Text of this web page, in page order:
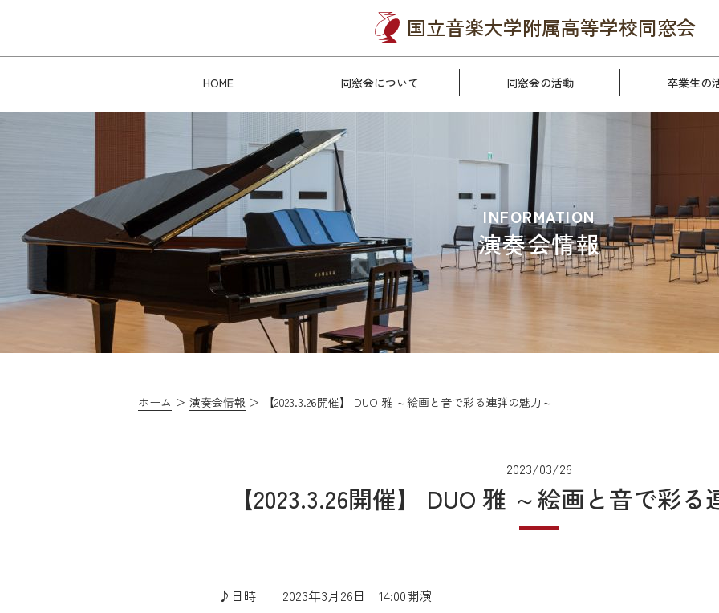
国立音楽大学附属高等学校同窓会
HOME 同窓会について 同窓会の活動 卒業生の
INFORMATION
演奏会情報
ホーム 演奏会情報 【2023.3.26開催】 DUO 雅 ～絵画と音で彩る連弾の魅力～
2023/03/26
【2023.3.26開催】 DUO 雅 ～絵画と音で彩る
♪日時 2023年3月26日 14:00開演